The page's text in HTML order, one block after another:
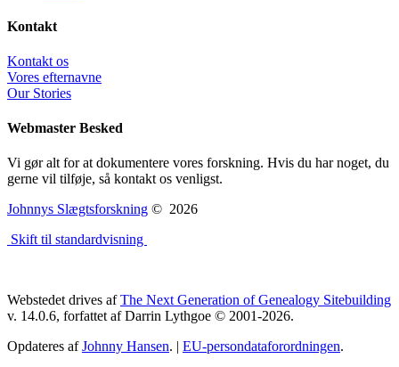
Kontakt
Kontakt os
Vores efternavne
Our Stories
Webmaster Besked
Vi gør alt for at dokumentere vores forskning. Hvis du har noget, du
gerne vil tilføje, så kontakt os venligst.
Johnnys Slægtsforskning © 2026
Skift til standardvisning
Webstedet drives afThe Next Generation of Genealogy Sitebuilding
v. 14.0.6, forfattet af Darrin Lythgoe © 2001-2026.
Opdateres afJohnny Hansen. | EU-persondataforordningen.